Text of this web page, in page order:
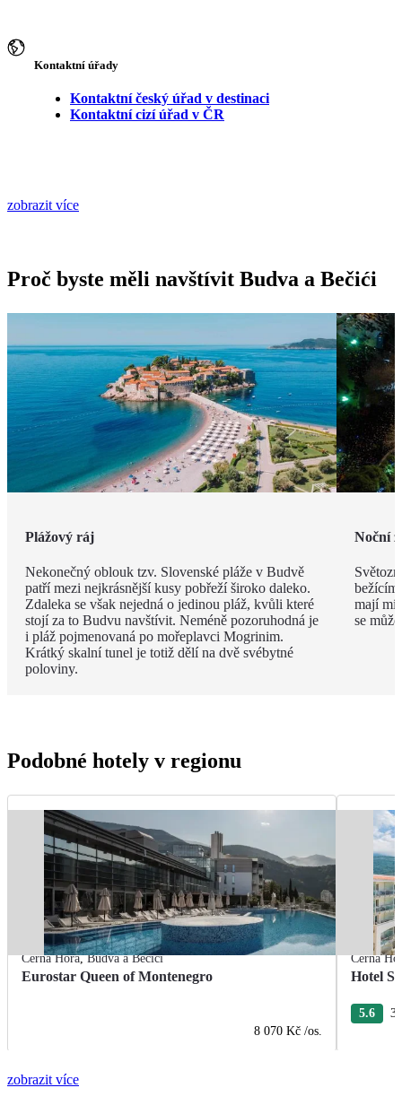
Kontaktní úřady
Kontaktní český úřad v destinaci
Kontaktní cizí úřad v ČR
zobrazit více
Proč byste měli navštívit Budva a Bečići
Plážový ráj
Nekonečný oblouk tzv. Slovenské pláže v Budvě
patří mezi nejkrásnější kusy pobřeží široko daleko.
Zdaleka se však nejedná o jedinou pláž, kvůli které
stojí za to Budvu navštívit. Neméně pozoruhodná je
i pláž pojmenovaná po mořeplavci Mogrinim.
Krátký skalní tunel je totiž dělí na dvě svébytné
poloviny.
Noční
bežícím
mají
se
Podobné hotely v regionu
Černá Hora,Budva a Bečiči
Eurostar Queen of Montenegro
8 070 Kč /os.
Černá
Hotel
5.6 3
zobrazit více